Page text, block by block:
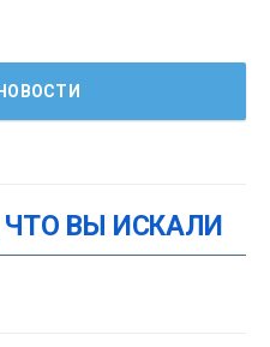
ЧТО ВЫ ИСКАЛИ